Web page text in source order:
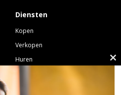
Diensten
Kopen
Verkopen
Huren